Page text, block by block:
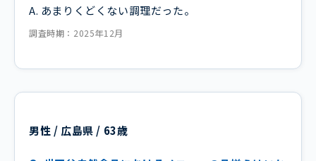
A. あまりくどくない調理だった。
調査時期：2025年12月
男性 / 広島県 / 63歳